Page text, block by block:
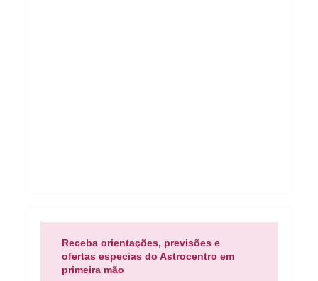
Receba orientações, previsões e
ofertas especias do Astrocentro em
primeira mão